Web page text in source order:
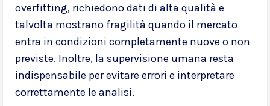
overfitting, richiedono dati di alta qualità e
talvolta mostrano fragilità quando il mercato
entra in condizioni completamente nuove o non
previste. Inoltre, la supervisione umana resta
indispensabile per evitare errori e interpretare
correttamente le analisi.